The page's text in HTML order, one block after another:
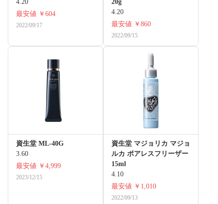
4.20
最安値 ￥604
2022/09/17
20g
4.20
最安値 ￥860
2022/09/15
資生堂 ML-40G
3.60
最安値 ￥4,999
2023/12/15
資生堂 マジョリカ マジョ
ルカ ポアレスフリーザー
15ml
4.10
最安値 ￥1,010
2022/09/13